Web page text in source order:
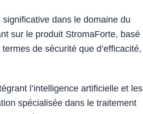
dans le domaine du
sur le produit StromaForte, basé
de sécurité que d’efficacité,
l’intelligence artificielle et les
spécialisée dans le traitement